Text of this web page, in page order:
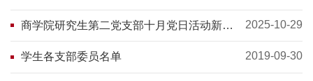
支部联合开展主题党日活动
商学院研究生第二党支部十月党日活动新闻
稿——赴湘西州博物馆参观学习
2025-10-29
学生各支部委员名单 2019-09-30